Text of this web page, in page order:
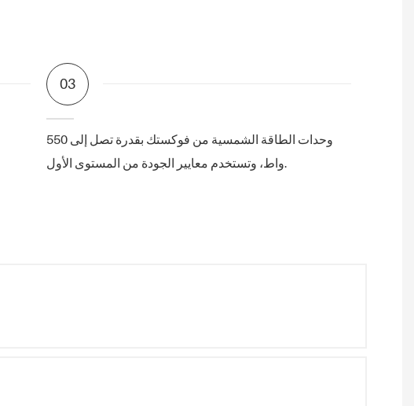
03
وحدات الطاقة الشمسية من فوكستك بقدرة تصل إلى 550
واط، وتستخدم معايير الجودة من المستوى الأول.